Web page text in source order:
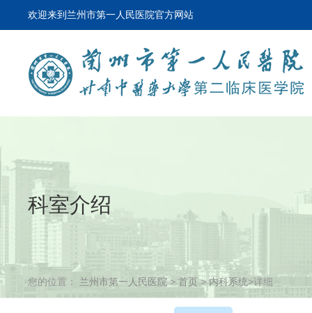
欢迎来到兰州市第一人民医院官方网站
科室介绍
您的位置： 兰州市第一人民医院> 首页>内科系统>详细